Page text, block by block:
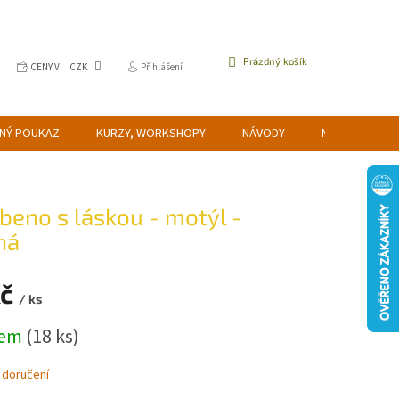
CENY V: CZK Přihlášení
NÁKUPNÍ
Prázdný košík
POUKAZ KURZY, WORKSHOPY NÁVODY NAPIŠTE NÁM
s láskou - motýl -
/ ks
(18 ks)